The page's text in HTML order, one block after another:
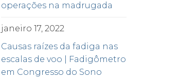
operações na madrugada
janeiro 17, 2022
Causas raízes da fadiga nas
escalas de voo | Fadigômetro
em Congresso do Sono